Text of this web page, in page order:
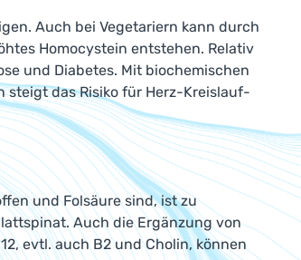
Auch bei Vegetariern kann durch
Homocystein entstehen. Relativ
und Diabetes. Mit biochemischen
steigt das Risiko für Herz-Kreislauf-
und Folsäure sind, ist zu
Auch die Ergänzung von
evtl. auch B2 und Cholin, können